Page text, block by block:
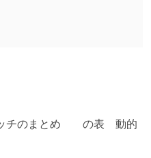
ッチのまとめ の表 動的